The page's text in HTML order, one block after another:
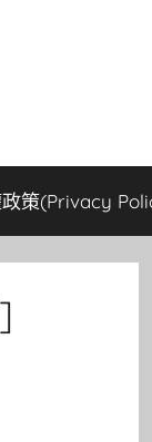
政策(Privacy